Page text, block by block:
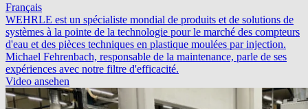
Français
WEHRLE est un spécialiste mondial de produits et de solutions de
systèmes à la pointe de la technologie pour le marché des compteurs
d'eau et des pièces techniques en plastique moulées par injection.
Michael Fehrenbach, responsable de la maintenance, parle de ses
expériences avec notre filtre d'efficacité.
Video ansehen